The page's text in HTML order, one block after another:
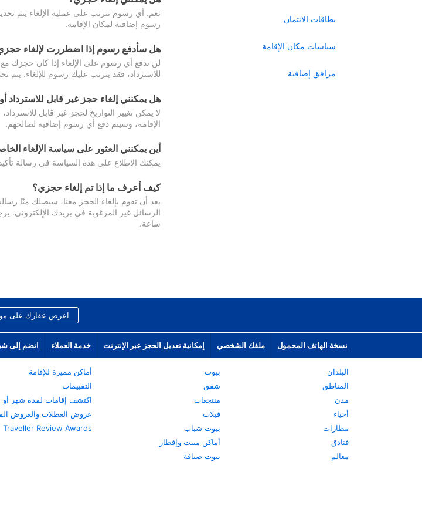
بطاقات الائتمان
سياسات مكان الإقامة
مرافق إضافية
نعم. أي رسوم تترتب على عملية الإلغاء يتم
رسوم إضافية لمكان الإقامة.
هل سأدفع رسوم إذا اضطررت لإلغاء
لن تدفع أي رسوم على الإلغاء إذا كان حجزك مع
للاسترداد، فقد يترتب عليك رسوم للإلغاء.
هل يمكنني إلغاء حجز غير قابل للاسترداد
لا يمكن تغيير التواريخ لحجز غير قابل
الإقامة، وسيتم دفع أي رسوم إضافية لصالحهم.
أين يمكنني العثور على سياسة الإلغاء
يمكنك الاطلاع على هذه السياسة في رسالة
كيف أعرف ما إذا تم إلغاء حجزي؟
بعد أن تقوم بإلغاء الحجز معنا، سيصلك منّا
ساعة.
اعرض عقارك على
نسخة الهاتف المحمول ملفك الشخصي إمكانية تعديل الحجز عبر الإنترنت خدمة العملاء انضم إلى
البلدان
المناطق
مدن
أحياء
مطارات
فنادق
معالم
بيوت
شقق
منتجعات
فيلات
بيوت شباب
أماكن مبيت وإفطار
بيوت ضيافة
أماكن مميزة للإقامة
التقييمات
اكتشف إقامات لمدة شهر أو
عروض العطلات والعروض
Traveller Review Awards